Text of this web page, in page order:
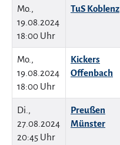
Mo.,
19.08.2024
18:00 Uhr
TuS Koblenz
Mo.,
19.08.2024
18:00 Uhr
Kickers
Offenbach
Di.,
27.08.2024
20:45 Uhr
Preußen
Münster